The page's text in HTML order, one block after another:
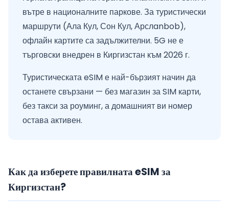
вътре в националните паркове. За туристически
маршрути (Ала Кул, Сон Кул, Арслanbob),
офлайн картите са задължителни. 5G не е
търговски внедрен в Киргизстан към 2026 г.
Туристическата eSIM е най-бързият начин да
останете свързани — без магазин за SIM карти,
без такси за роуминг, а домашният ви номер
остава активен.
Как да изберете правилната eSIM за
Киргизстан?